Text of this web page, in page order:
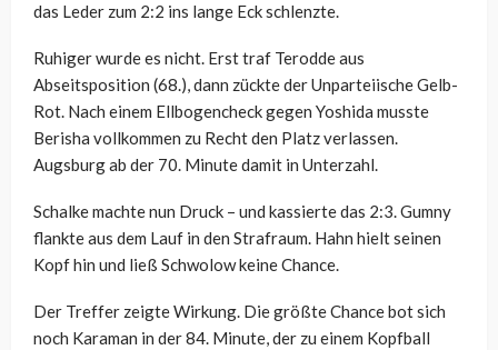
das Leder zum 2:2 ins lange Eck schlenzte.
Ruhiger wurde es nicht. Erst traf Terodde aus
Abseitsposition (68.), dann zückte der Unparteiische Gelb-
Rot. Nach einem Ellbogencheck gegen Yoshida musste
Berisha vollkommen zu Recht den Platz verlassen.
Augsburg ab der 70. Minute damit in Unterzahl.
Schalke machte nun Druck – und kassierte das 2:3. Gumny
flankte aus dem Lauf in den Strafraum. Hahn hielt seinen
Kopf hin und ließ Schwolow keine Chance.
Der Treffer zeigte Wirkung. Die größte Chance bot sich
noch Karaman in der 84. Minute, der zu einem Kopfball